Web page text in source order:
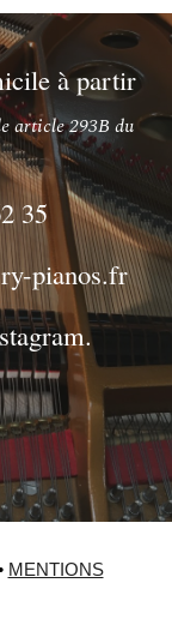
à partir
article 293B du
35
pianos.fr
MENTIONS